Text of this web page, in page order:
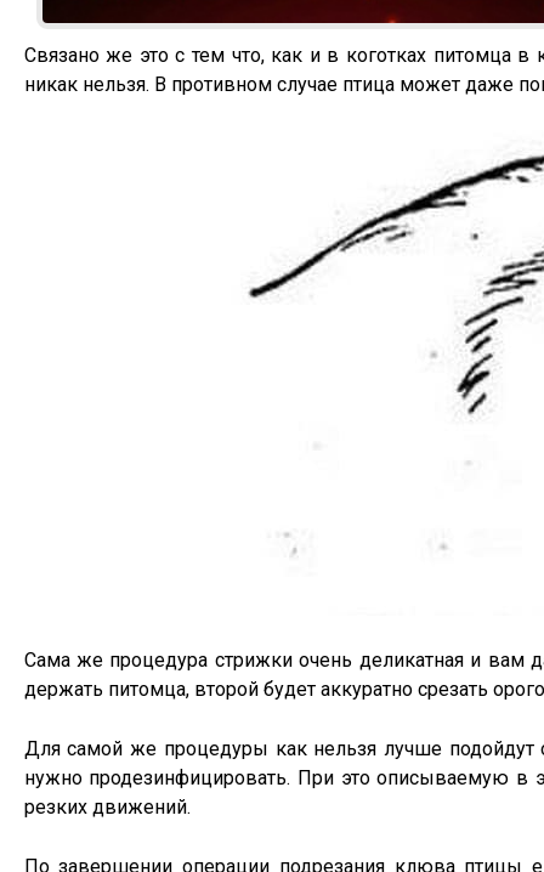
Связано же это с тем что, как и в коготках питомца
никак нельзя. В противном случае птица может даже
Сама же процедура стрижки очень деликатная и вам
держать питомца, второй будет аккуратно срезать
Для самой же процедуры как нельзя лучше
нужно продезинфицировать. При это описываемую в
резких движений.
По завершении операции подрезания клюва птицы